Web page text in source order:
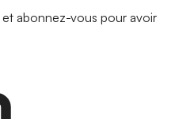
abonnez-vous pour avoir